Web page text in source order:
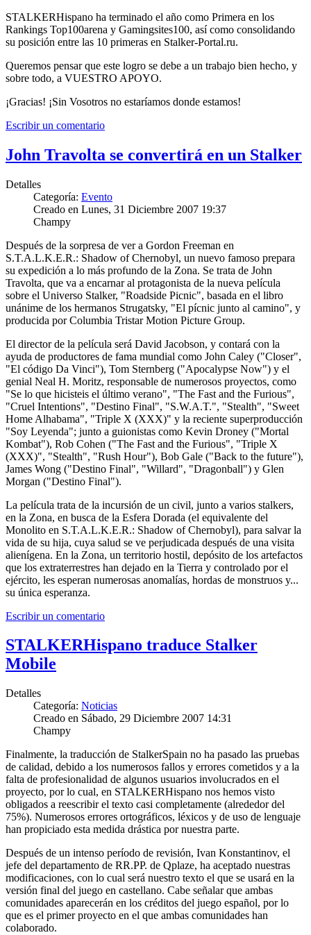
STALKERHispano ha terminado el año como Primera en los
Rankings Top100arena y Gamingsites100, así como consolidando
su posición entre las 10 primeras en Stalker-Portal.ru.
Queremos pensar que este logro se debe a un trabajo bien hecho, y
sobre todo, a VUESTRO APOYO.
¡Gracias! ¡Sin Vosotros no estaríamos donde estamos!
Escribir un comentario
John Travolta se convertirá en un Stalker
Detalles
Categoría: Evento
Creado en Lunes, 31 Diciembre 2007 19:37
Champy
Después de la sorpresa de ver a Gordon Freeman en
S.T.A.L.K.E.R.: Shadow of Chernobyl, un nuevo famoso prepara
su expedición a lo más profundo de la Zona. Se trata de John
Travolta, que va a encarnar al protagonista de la nueva película
sobre el Universo Stalker, "Roadside Picnic", basada en el libro
unánime de los hermanos Strugatsky, "El pícnic junto al camino", y
producida por Columbia Tristar Motion Picture Group.
El director de la película será David Jacobson, y contará con la
ayuda de productores de fama mundial como John Caley ("Closer",
"El código Da Vinci"), Tom Sternberg ("Apocalypse Now") y el
genial Neal H. Moritz, responsable de numerosos proyectos, como
"Se lo que hicisteis el último verano", "The Fast and the Furious",
"Cruel Intentions", "Destino Final", "S.W.A.T.", "Stealth", "Sweet
Home Alhabama", "Triple X (XXX)" y la reciente superproducción
"Soy Leyenda"; junto a guionistas como Kevin Droney ("Mortal
Kombat"), Rob Cohen ("The Fast and the Furious", "Triple X
(XXX)", "Stealth", "Rush Hour"), Bob Gale ("Back to the future"),
James Wong ("Destino Final", "Willard", "Dragonball") y Glen
Morgan ("Destino Final").
La película trata de la incursión de un civil, junto a varios stalkers,
en la Zona, en busca de la Esfera Dorada (el equivalente del
Monolito en S.T.A.L.K.E.R.: Shadow of Chernobyl), para salvar la
vida de su hija, cuya salud se ve perjudicada después de una visita
alienígena. En la Zona, un territorio hostil, depósito de los artefactos
que los extraterrestres han dejado en la Tierra y controlado por el
ejército, les esperan numerosas anomalías, hordas de monstruos y...
su única esperanza.
Escribir un comentario
STALKERHispano traduce Stalker
Mobile
Detalles
Categoría: Noticias
Creado en Sábado, 29 Diciembre 2007 14:31
Champy
Finalmente, la traducción de StalkerSpain no ha pasado las pruebas
de calidad, debido a los numerosos fallos y errores cometidos y a la
falta de profesionalidad de algunos usuarios involucrados en el
proyecto, por lo cual, en STALKERHispano nos hemos visto
obligados a reescribir el texto casi completamente (alrededor del
75%). Numerosos errores ortográficos, léxicos y de uso de lenguaje
han propiciado esta medida drástica por nuestra parte.
Después de un intenso período de revisión, Ivan Konstantinov, el
jefe del departamento de RR.PP. de Qplaze, ha aceptado nuestras
modificaciones, con lo cual será nuestro texto el que se usará en la
versión final del juego en castellano. Cabe señalar que ambas
comunidades aparecerán en los créditos del juego español, por lo
que es el primer proyecto en el que ambas comunidades han
colaborado.